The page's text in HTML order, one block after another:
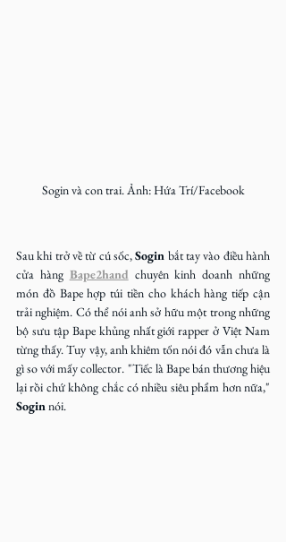
Sogin và con trai. Ảnh: Hứa Trí/Facebook
Sau khi trở về từ cú sốc, Sogin bắt tay vào điều hành
cửa hàng Bape2hand chuyên kinh doanh những
món đồ Bape hợp túi tiền cho khách hàng tiếp cận
trải nghiệm. Có thể nói anh sở hữu một trong những
bộ sưu tập Bape khủng nhất giới rapper ở Việt Nam
từng thấy. Tuy vậy, anh khiêm tốn nói đó vẫn chưa là
gì so với mấy collector. "Tiếc là Bape bán thương hiệu
Sogin nói.